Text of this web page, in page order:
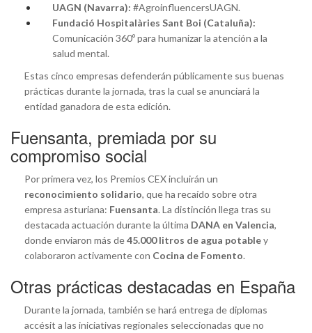
UAGN (Navarra): #AgroinfluencersUAGN.
Fundació Hospitalàries Sant Boi (Cataluña):
Comunicación 360º para humanizar la atención a la
salud mental.
Estas cinco empresas defenderán públicamente sus buenas
prácticas durante la jornada, tras la cual se anunciará la
entidad ganadora de esta edición.
Fuensanta, premiada por su
compromiso social
Por primera vez, los Premios CEX incluirán un
reconocimiento solidario, que ha recaído sobre otra
empresa asturiana: Fuensanta. La distinción llega tras su
destacada actuación durante la última DANA en Valencia,
donde enviaron más de45.000 litros de agua potabley
colaboraron activamente con Cocina de Fomento.
Otras prácticas destacadas en España
Durante la jornada, también se hará entrega de diplomas
accésit a las iniciativas regionales seleccionadas que no